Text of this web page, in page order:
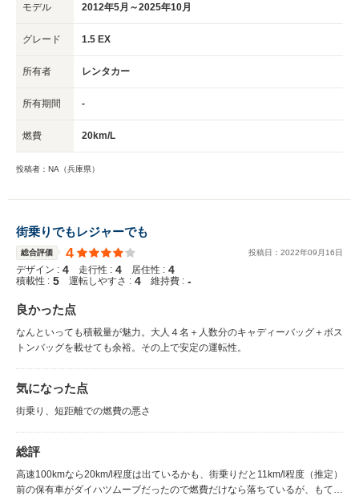
モデル 2012年5月～2025年10月
グレード 1.5 EX
所有者 レンタカー
所有期間 -
燃費 20km/L
投稿者：NA（兵庫県）
街乗りでもレジャーでも
総合評価 4 投稿日： 2022年09 月 16日
デザイン : 4 走行性 : 4 居住性 : 4
積載性 : 5 運転しやすさ : 4 維持費 : -
良かった点
なんといっても積載量が魅力。大人４名＋人数分のキャディーバッグ＋ボス
トンバッグを載せても余裕。その上で安定の運転性。
気になった点
街乗り、短距離での燃費の悪さ
総評
高速100kmなら20km/l程度は出ているかも、街乗りだと11km/l程度（推定）
前の保有車がダイハツムーブだったので燃費だけなら落ちているが、もてあ